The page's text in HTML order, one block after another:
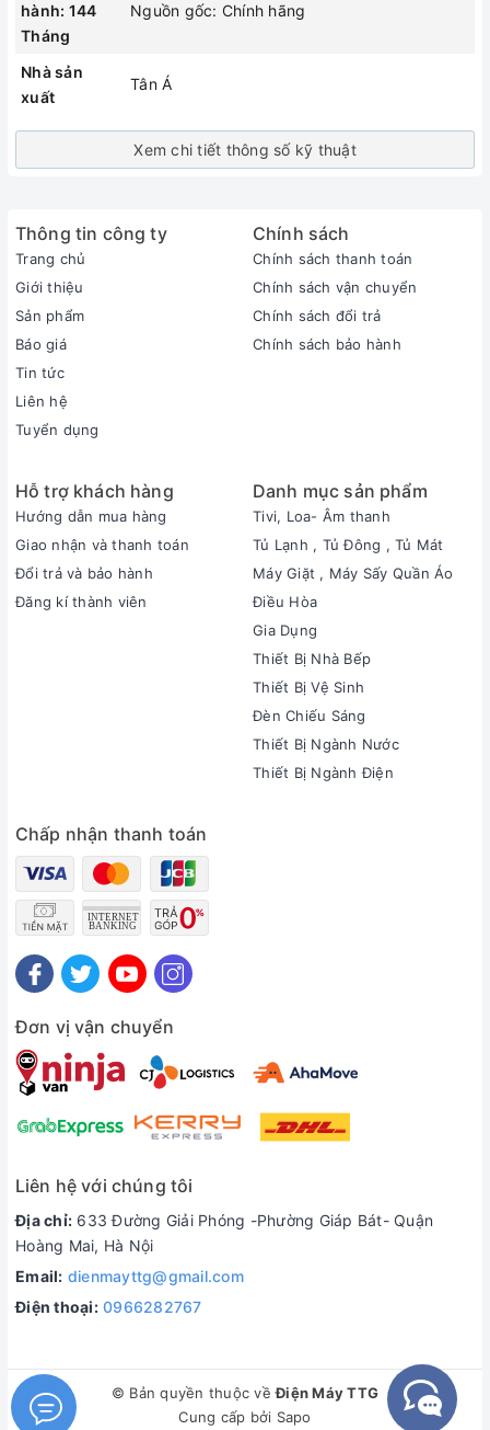
hành: 144
Tháng
Nguồn gốc: Chính hãng
Nhà sản
xuất
Tân Á
Xem chi tiết thông số kỹ thuật
Thông tin công ty
Trang chủ
Giới thiệu
Sản phẩm
Báo giá
Tin tức
Liên hệ
Tuyển dụng
Chính sách
Chính sách thanh toán
Chính sách vận chuyển
Chính sách đổi trả
Chính sách bảo hành
Hỗ trợ khách hàng
Hướng dẫn mua hàng
Giao nhận và thanh toán
Đổi trả và bảo hành
Đăng kí thành viên
Danh mục sản phẩm
Tivi, Loa- Âm thanh
Tủ Lạnh , Tủ Đông , Tủ Mát
Máy Giặt , Máy Sấy Quần Áo
Điều Hòa
Gia Dụng
Thiết Bị Nhà Bếp
Thiết Bị Vệ Sinh
Đèn Chiếu Sáng
Thiết Bị Ngành Nước
Thiết Bị Ngành Điện
Chấp nhận thanh toán
Đơn vị vận chuyển
Liên hệ với chúng tôi
Địa chỉ: 633 Đường Giải Phóng -Phường Giáp Bát- Quận
Hoàng Mai, Hà Nội
Email: dienmayttg@gmail.com
Điện thoại: 0966282767
© Bản quyền thuộc vềĐiện Máy TTG
Cung cấp bởi Sapo